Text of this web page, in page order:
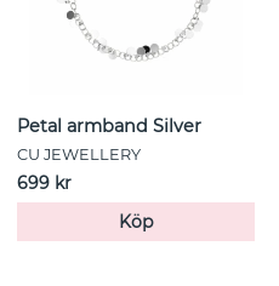
Petal armband Silver
CU JEWELLERY
699 kr
Köp